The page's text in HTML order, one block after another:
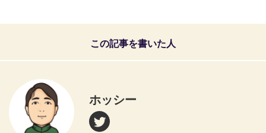
この記事を書いた人
ホッシー